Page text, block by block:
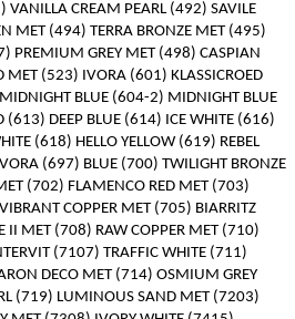
VANILLA CREAM PEARL (492) SAVILE
MET (494) TERRA BRONZE MET (495)
PREMIUM GREY MET (498) CASPIAN
MET (523) IVORA (601) KLASSICROED
BLUE (604-2) MIDNIGHT BLUE
(613) DEEP BLUE (614) ICE WHITE (616)
(618) HELLO YELLOW (619) REBEL
(697) BLUE (700) TWILIGHT BRONZE
(702) FLAMENCO RED MET (703)
COPPER MET (705) BIARRITZ
II MET (708) RAW COPPER MET (710)
(7107) TRAFFIC WHITE (711)
DECO MET (714) OSMIUM GREY
(719) LUMINOUS SAND MET (7203)